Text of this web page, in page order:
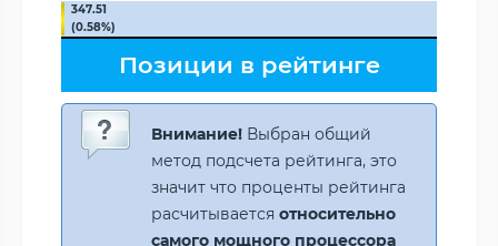
347.51
(0.58%)
Позиции в рейтинге
Внимание! Выбран общий
метод подсчета рейтинга, это
значит что проценты рейтинга
расчитывается относительно
самого мощного процессора